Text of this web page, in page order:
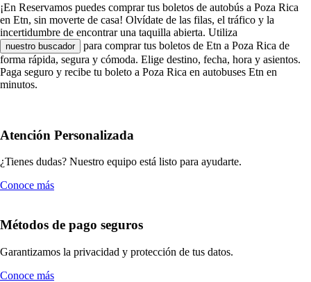
¡En Reservamos puedes comprar tus boletos de autobús a Poza Rica
en Etn, sin moverte de casa! Olvídate de las filas, el tráfico y la
incertidumbre de encontrar una taquilla abierta. Utiliza
nuestro buscador
para comprar tus boletos de Etn a Poza Rica de
forma rápida, segura y cómoda. Elige destino, fecha, hora y asientos.
Paga seguro y recibe tu boleto a Poza Rica en autobuses Etn en
minutos.
Atención Personalizada
¿Tienes dudas? Nuestro equipo está listo para ayudarte.
Conoce más
Métodos de pago seguros
Garantizamos la privacidad y protección de tus datos.
Conoce más